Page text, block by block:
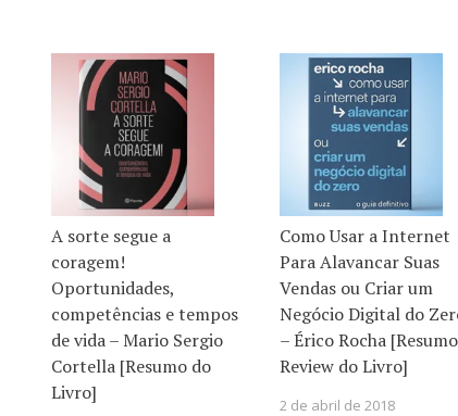
A sorte segue a
coragem!
Oportunidades,
competências e tempos
de vida – Mario Sergio
Cortella [Resumo do
Livro]
Como Usar a Internet
Para Alavancar Suas
Vendas ou Criar um
Negócio Digital do
– Érico Rocha
Review do Livro]
2 de abril de 2018